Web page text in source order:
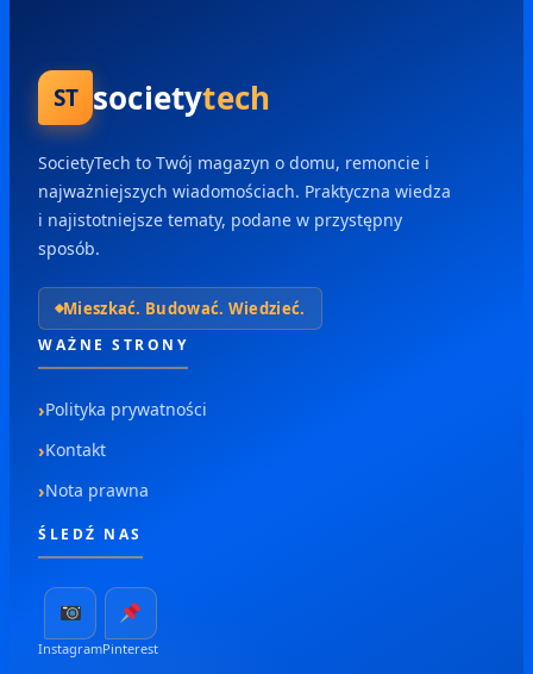
ST societytech
SocietyTech to Twój magazyn o domu, remoncie i
najważniejszych wiadomościach. Praktyczna wiedza
i najistotniejsze tematy, podane w przystępny
sposób.
Mieszkać. Budować. Wiedzieć.
WAŻNE STRONY
Polityka prywatności
Kontakt
Nota prawna
ŚLEDŹ NAS
InstagramPinterest